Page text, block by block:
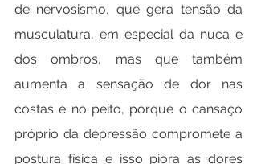
de nervosismo, que gera tensão da
musculatura, em especial da nuca e
dos ombros, mas que também
aumenta a sensação de dor nas
costas e no peito, porque o cansaço
próprio da depressão compromete a
postura física e isso piora as dores